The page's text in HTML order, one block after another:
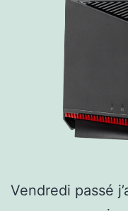
Vendredi passé